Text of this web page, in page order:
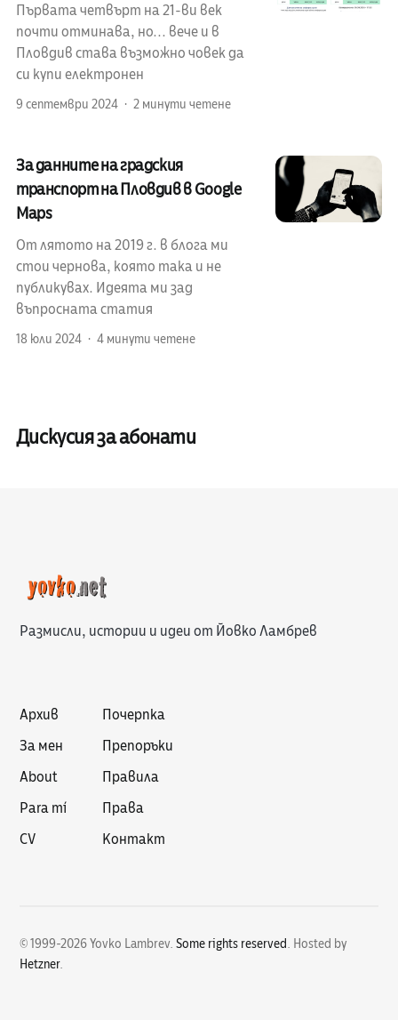
Първата четвърт на 21-ви век
почти отминава, но... вече и в
Пловдив става възможно човек да
си купи електронен
9 септември 2024 2 минути четене
За данните на градския
транспорт на Пловдив в Google
Maps
От лятото на 2019 г. в блога ми
стои чернова, която така и не
публикувах. Идеята ми зад
въпросната статия
18 юли 2024 4 минути четене
Дискусия за абонати
Размисли, истории и идеи от Йовко Ламбрев
Архив
За мен
About
Para mí
CV
Почерпка
Препоръки
Правила
Права
Контакт
© 1999-2026 Yovko Lambrev.Some rights reserved. Hosted by
Hetzner.